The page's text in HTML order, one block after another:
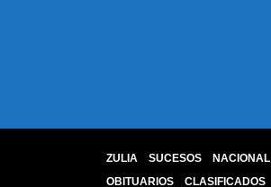
ZULIA SUCESOS NACIONAL
OBITUARIOS
CLASIFICADOS